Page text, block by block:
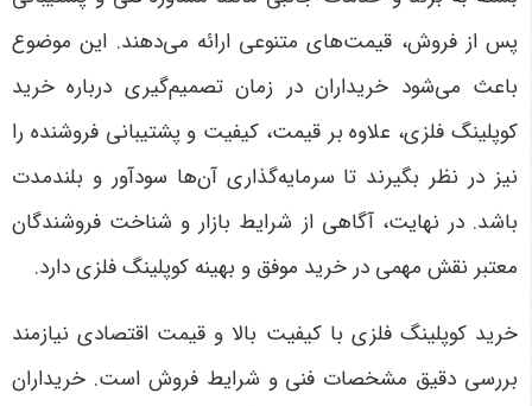
پس از فروش، قیمت‌های متنوعی ارائه می‌دهند. این موضوع
باعث می‌شود خریداران در زمان تصمیم‌گیری درباره خرید
کوپلینگ فلزی، علاوه بر قیمت، کیفیت و پشتیبانی فروشنده را
نیز در نظر بگیرند تا سرمایه‌گذاری آن‌ها سودآور و بلندمدت
باشد. در نهایت، آگاهی از شرایط بازار و شناخت فروشندگان
معتبر نقش مهمی در خرید موفق و بهینه کوپلینگ فلزی دارد.
خرید کوپلینگ فلزی با کیفیت بالا و قیمت اقتصادی نیازمند
بررسی دقیق مشخصات فنی و شرایط فروش است. خریداران